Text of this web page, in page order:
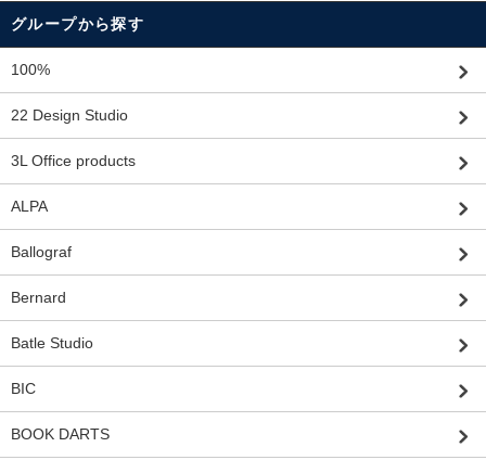
グループから探す
100%
22 Design Studio
3L Office products
ALPA
Ballograf
Bernard
Batle Studio
BIC
BOOK DARTS